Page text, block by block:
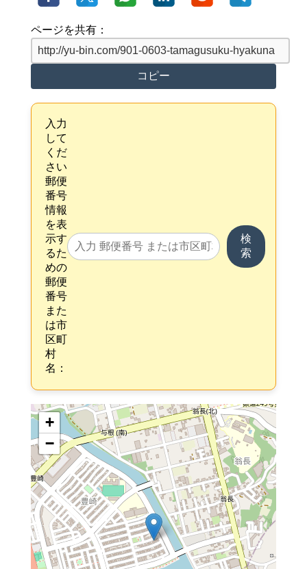
ページを共有：
コピー
入力
して
くだ
さい
郵便
番号
情報
を表
示す
るた
めの
郵便
番号
また
は市
区町
村
名：
検
索
+
−